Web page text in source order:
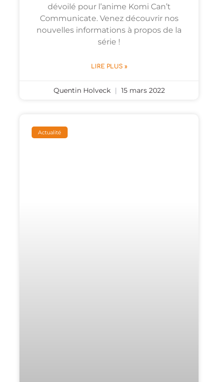
dévoilé pour l’anime Komi Can’t
Communicate. Venez découvrir nos
nouvelles informations à propos de la
série !
LIRE PLUS »
Quentin Holveck 15 mars 2022
Actualité